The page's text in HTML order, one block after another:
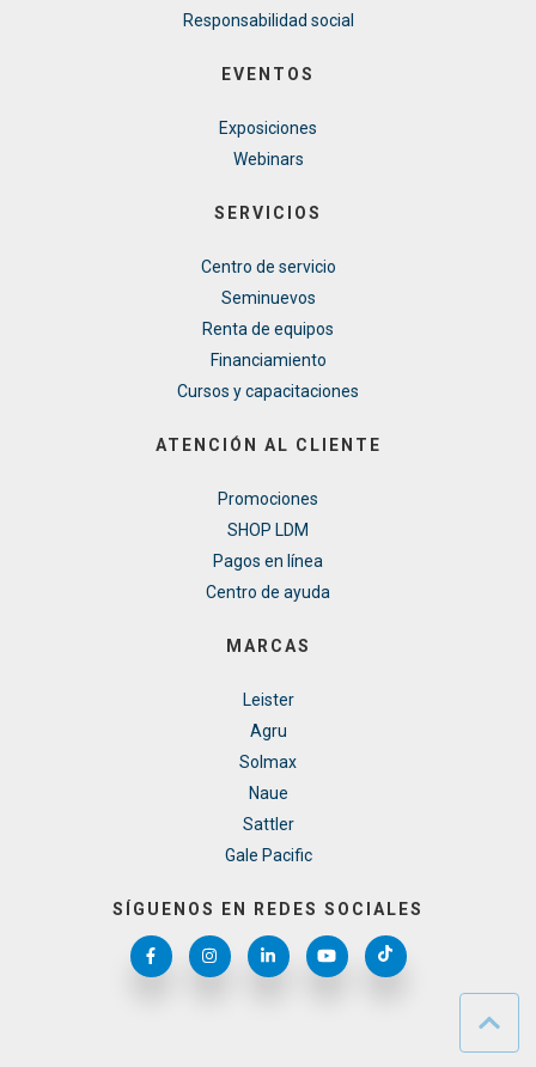
Responsabilidad social
EVENTOS
Exposiciones
Webinars
SERVICIOS
Centro de servicio
Seminuevos
Renta de equipos
Financiamiento
Cursos y capacitaciones
ATENCIÓN AL CLIENTE
Promociones
SHOP LDM
Pagos en línea
Centro de ayuda
MARCAS
Leister
Agru
Solmax
Naue
Sattler
Gale Pacific
SÍGUENOS EN REDES SOCIALES